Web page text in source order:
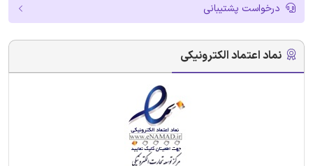
درخواست پشتیبانی
نماد اعتماد الکترونیکی